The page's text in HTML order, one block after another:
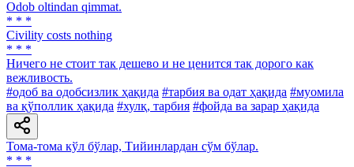
Odob oltindan qimmat.
* * *
Civility costs nothing
* * *
Ничего не стоит так дешево и не ценится так дорого как
вежливость.
#одоб ва одобсизлик ҳақида #тарбия ва одат ҳақида #муомила
ва қўполлик ҳақида #хулқ, тарбия #фойда ва зарар ҳақида
Тома-тома кўл бўлар, Тийинлардан сўм бўлар.
* * *